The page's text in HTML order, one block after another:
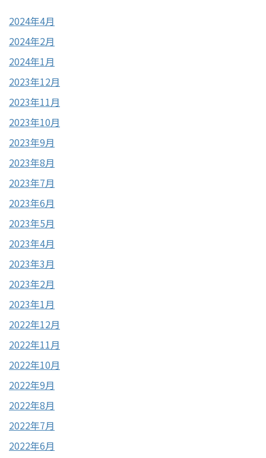
2024年4月
2024年2月
2024年1月
2023年12月
2023年11月
2023年10月
2023年9月
2023年8月
2023年7月
2023年6月
2023年5月
2023年4月
2023年3月
2023年2月
2023年1月
2022年12月
2022年11月
2022年10月
2022年9月
2022年8月
2022年7月
2022年6月